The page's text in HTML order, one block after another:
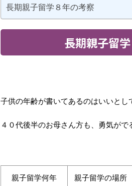
長期親子留学８年の考察
長期親子留
子供の年齢が書いてあるのはいいと
４０代後半のお母さん方も、勇気がで
親子留学何年
親子留学の場所